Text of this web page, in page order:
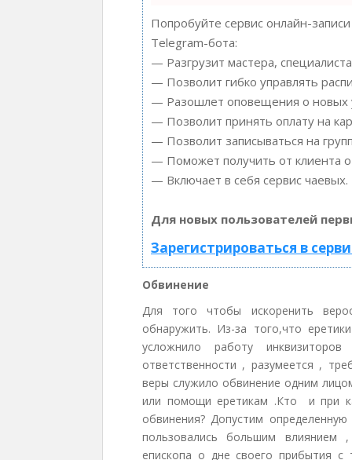
Попробуйте сервис онлайн-
Telegram-бота:
— Разгрузит мастера,
— Позволит гибко управлять
— Разошлет оповещения о новых
— Позволит принять оплату на
— Позволит записываться на
— Поможет получить от клиента
— Включает в себя сервис чаевых.
Для новых пользователей
Зарегистрироваться в
Обвинение
Для того чтобы искоренить
обнаружить. Из-за того,что
усложнило работу
ответственности , разумеется ,
веры служило обвинение одним
или помощи еретикам .Кто и при
обвинения? Допустим
пользовались большим влиянием
епископа о дне своего прибытия